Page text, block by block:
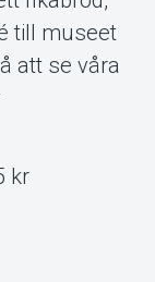
till museet
att se våra
kr